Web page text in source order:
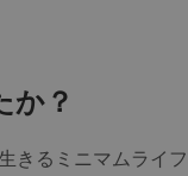
か？
きるミニマムライフ